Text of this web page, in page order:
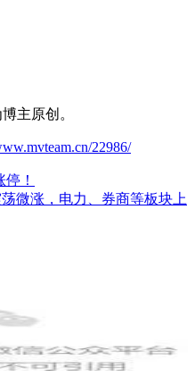
主原创。
22986/
！
微涨，电力、券商等板块上